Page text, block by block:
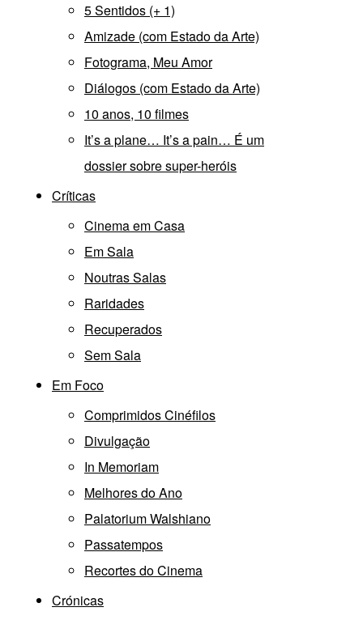
5 Sentidos (+ 1)
Amizade (com Estado da Arte)
Fotograma, Meu Amor
Diálogos (com Estado da Arte)
10 anos, 10 filmes
It’s a plane… It’s a pain… É um
dossier sobre super-heróis
Críticas
Cinema em Casa
Em Sala
Noutras Salas
Raridades
Recuperados
Sem Sala
Em Foco
Comprimidos Cinéfilos
Divulgação
In Memoriam
Melhores do Ano
Palatorium Walshiano
Passatempos
Recortes do Cinema
Crónicas